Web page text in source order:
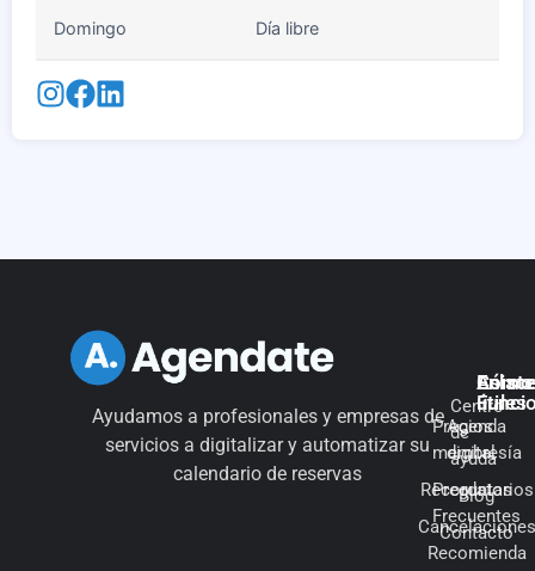
Domingo Día libre
Ayudamos a profesionales y empresas de
servicios a digitalizar y automatizar su
calendario de reservas
Cómo
Agenda
digital
Recordatorios
Cancelaciones
útiles
Precios
membresía
Preguntas
Frecuentes
Recomienda
Centro
de
ayuda
Blog
Contacto